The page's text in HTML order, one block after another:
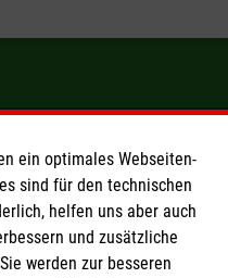
ein optimales Webseiten-
sind für den technischen
helfen uns aber auch
und zusätzliche
werden zur besseren